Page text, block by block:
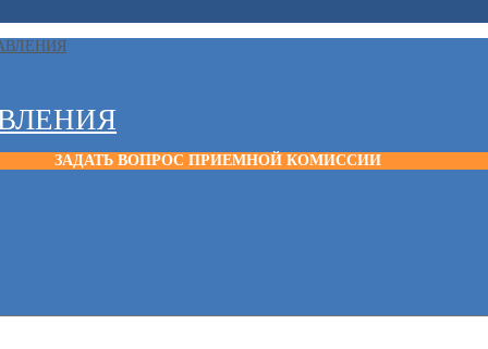
ЗАДАТЬ ВОПРОС ПРИЕМНОЙ КОМИССИИ